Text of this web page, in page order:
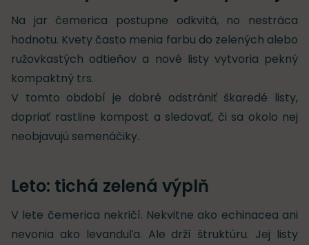
Na jar čemerica postupne odkvitá, no nestráca
hodnotu. Kvety často menia farbu do zelených alebo
ružovkastých odtieňov a nové listy vytvoria pekný
kompaktný trs.
V tomto období je dobré odstrániť škaredé listy,
dopriať rastline kompost a sledovať, či sa okolo nej
neobjavujú semenáčiky.
Leto: tichá zelená výplň
V lete čemerica nekričí. Nekvitne ako echinacea ani
nevonia ako levanduľa. Ale drží štruktúru. Jej listy